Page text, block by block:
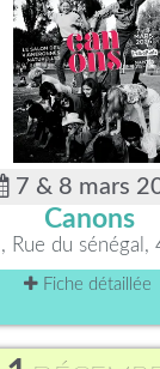
7 & 8 mars
Canons
Rue du
Fiche détaillée